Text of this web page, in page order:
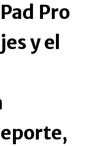
Pro
y el